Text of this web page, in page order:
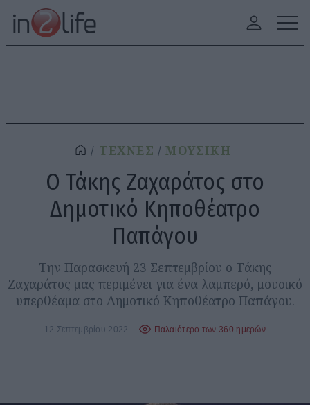
ΤΕΧΝΕΣ ΜΟΥΣΙΚΗ
Ο Τάκης Ζαχαράτος στο
Δημοτικό Κηποθέατρο
Παπάγου
Την Παρασκευή 23 Σεπτεμβρίου ο Τάκης
Ζαχαράτος μας περιμένει για ένα λαμπερό, μουσικό
υπερθέαμα στο Δημοτικό Κηποθέατρο Παπάγου.
12 Σεπτεμβρίου 2022 Παλαιότερο των 360 ημερών